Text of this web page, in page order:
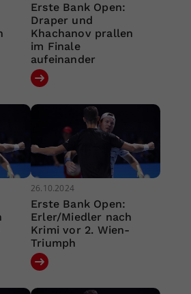
Erste Bank Open:
Draper und
Khachanov prallen
im Finale
aufeinander
26.10.2024
Erste Bank Open:
Erler/Miedler nach
Krimi vor 2. Wien-
Triumph